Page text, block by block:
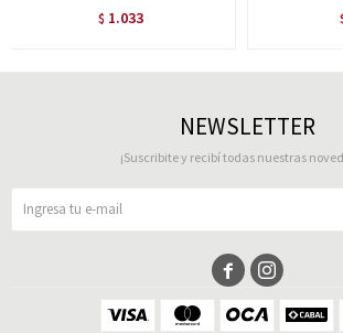
$ 1.033
NEWSLETTER
¡Suscribite y recibí todas nuestras
 